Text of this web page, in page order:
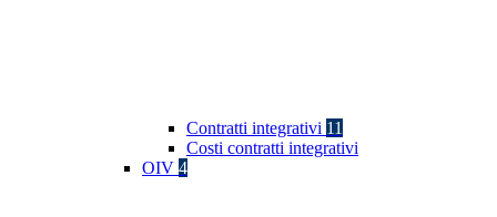
Contratti integrativi 11
Costi contratti integrativi
OIV 4